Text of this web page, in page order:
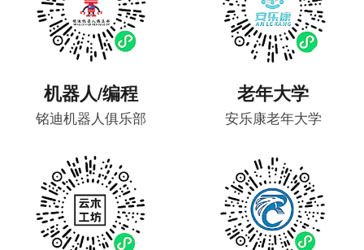
机器人/编程
铭迪机器人俱乐部
老年大学
安乐康老年大学